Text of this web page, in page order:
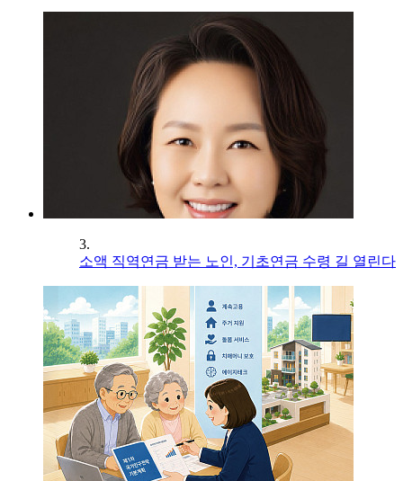
3.
소액 직역연금 받는 노인, 기초연금 수령 길 열린다